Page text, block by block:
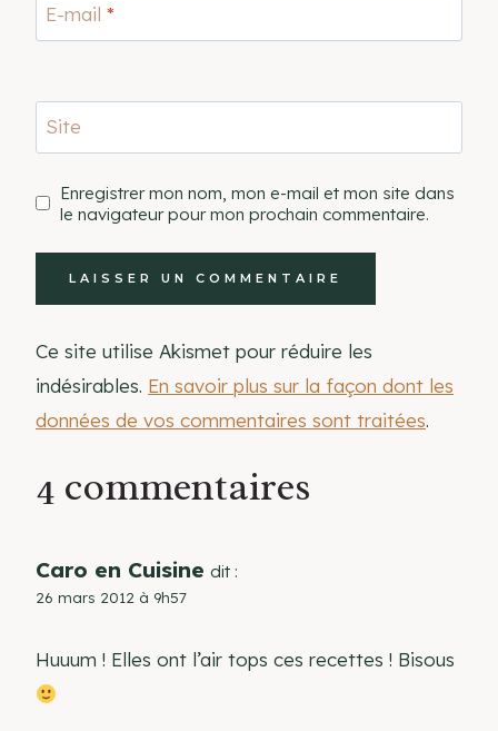
E-mail *
Site
Enregistrer mon nom, mon e-mail et mon site dans
le navigateur pour mon prochain commentaire.
Ce site utilise Akismet pour réduire les
indésirables. En savoir plus sur la façon dont les
données de vos commentaires sont traitées.
4 commentaires
Caro en Cuisine dit :
26 mars 2012 à 9h57
Huuum ! Elles ont l’air tops ces recettes ! Bisous